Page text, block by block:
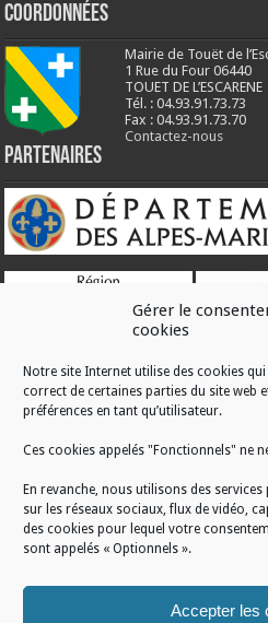
Gérer le
cookies
Notre site Internet utilise des cookies
correct de certaines parties du site web
préférences en tant qu’utilisateur.
Ces cookies appelés "Fonctionnels" ne
En revanche, nous utilisons des
sur les réseaux sociaux, flux de vidéo,
des cookies pour lequel votre
sont appelés « Optionnels ».
Accepter les
Coordonnées
Mairie de Touët de
1 Rue du Four 06440
TOUET DE L’ESCARENE
Tél. : 04.93.91.73.73
Fax : 04.93.91.73.70
Contactez-nous
Partenaires
RÉALISATION